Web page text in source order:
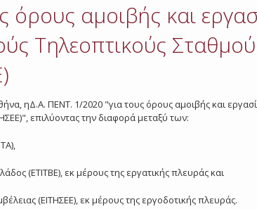
αμοιβής και
Τηλεοπτικούς
ηΔ.Α. ΠΕΝΤ. 1/2020 "για τους όρους αμοιβής και
επιλύοντας την διαφορά μεταξύ των:
(ΕΤΙΤΒΕ), εκ μέρους της εργατικής πλευράς και
(ΕΙΤΗΣΕΕ), εκ μέρους της εργοδοτικής πλευράς.